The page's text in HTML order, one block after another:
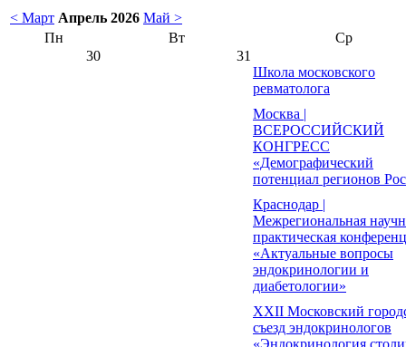
< Март Апрель 2026 Май >
Пн
Вт
Ср
30
31
Школа московского
ревматолога
Москва |
ВСЕРОССИЙСКИЙ
КОНГРЕСС
«Демографический
потенциал регионов
Краснодар |
Межрегиональная
практическая
«Актуальные вопросы
эндокринологии и
диабетологии»
XXII Московский
съезд эндокринологов
«Эндокринология